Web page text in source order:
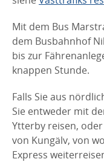
Mit dem Bus
dem Busbahnhof
bis zur
knappen Stunde.
Falls Sie aus
Sie entweder mit
Ytterby reisen,
von Kungälv, von
Express